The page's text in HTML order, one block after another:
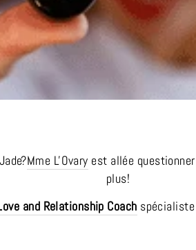
Mme L'Ovary est allée
plus!
and Relationship Coach